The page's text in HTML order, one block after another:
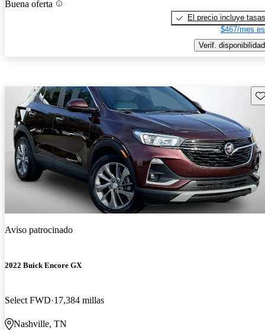
Buena oferta
El precio incluye tasas
$467/mes
Verif. disponibilidad
Aviso patrocinado
2022 Buick Encore GX
Select FWD 17,384 millas
Nashville, TN